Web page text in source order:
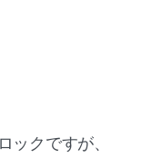
ックですが、